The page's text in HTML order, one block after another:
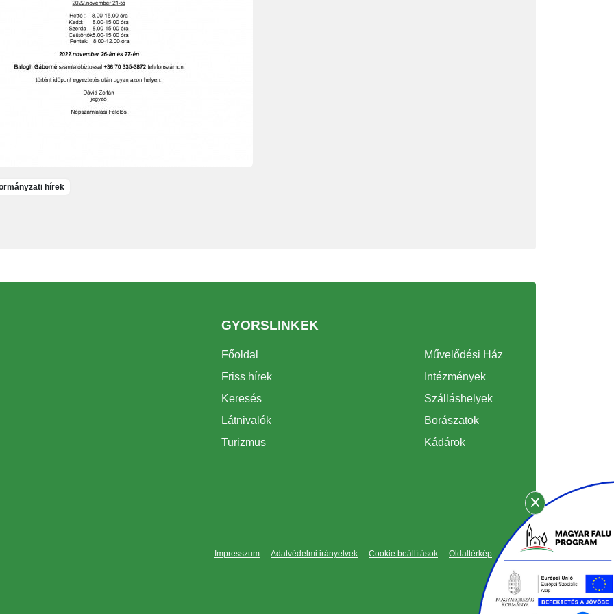
hírek
GYORSLINKEK
Főoldal
Friss hírek
Keresés
Látnivalók
Turizmus
Művelődési Ház
Intézmények
Szálláshelyek
Borászatok
Kádárok
Impresszum Adatvédelmi irányelvek Cookie beállítások Oldaltérkép